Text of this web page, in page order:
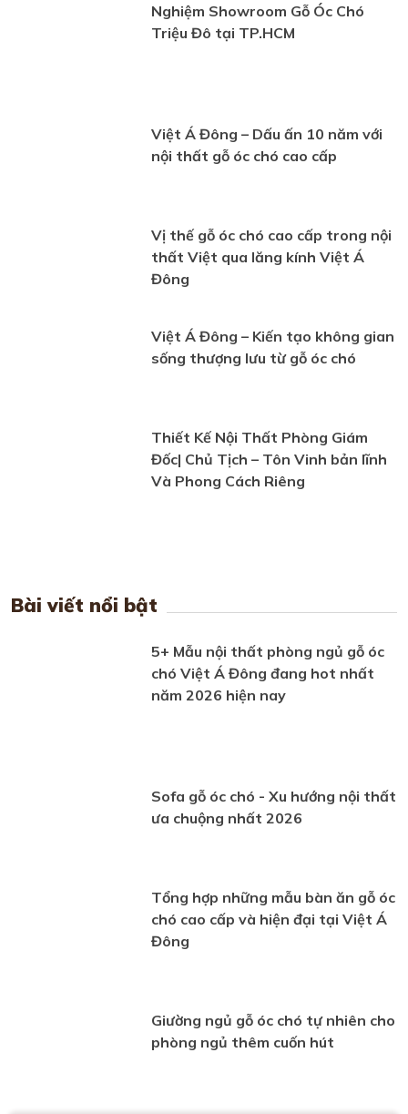
Nghiệm Showroom Gỗ Óc Chó
Triệu Đô tại TP.HCM
Việt Á Đông – Dấu ấn 10 năm với
nội thất gỗ óc chó cao cấp
Vị thế gỗ óc chó cao cấp trong nội
thất Việt qua lăng kính Việt Á
Đông
Việt Á Đông – Kiến tạo không gian
sống thượng lưu từ gỗ óc chó
Thiết Kế Nội Thất Phòng Giám
Đốc| Chủ Tịch – Tôn Vinh bản lĩnh
Và Phong Cách Riêng
Bài viết nổi bật
5+ Mẫu nội thất phòng ngủ gỗ óc
chó Việt Á Đông đang hot nhất
năm 2026 hiện nay
Sofa gỗ óc chó - Xu hướng nội thất
ưa chuộng nhất 2026
Tổng hợp những mẫu bàn ăn gỗ óc
chó cao cấp và hiện đại tại Việt Á
Đông
Giường ngủ gỗ óc chó tự nhiên cho
phòng ngủ thêm cuốn hút